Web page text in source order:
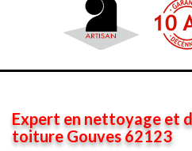
Expert en nettoyage et
toiture Gouves 62123